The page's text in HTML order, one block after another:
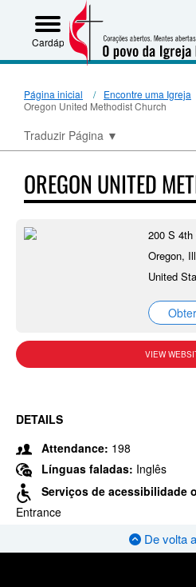
Cardápio
Página inicial
Encontre uma Igreja
Oregon United Methodist Church
Traduzir Página ▼
OREGON UNITED
200 S
Oregon,
United
VIEW
DETAILS
Attendance: 198
Línguas faladas: Inglês
Serviços de acessibilidade
Entrance
De volta